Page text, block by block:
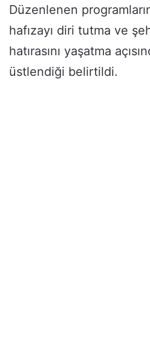
Düzenlenen
hafızayı diri tutma ve
hatırasını yaşatma
üstlendiği belirtildi.